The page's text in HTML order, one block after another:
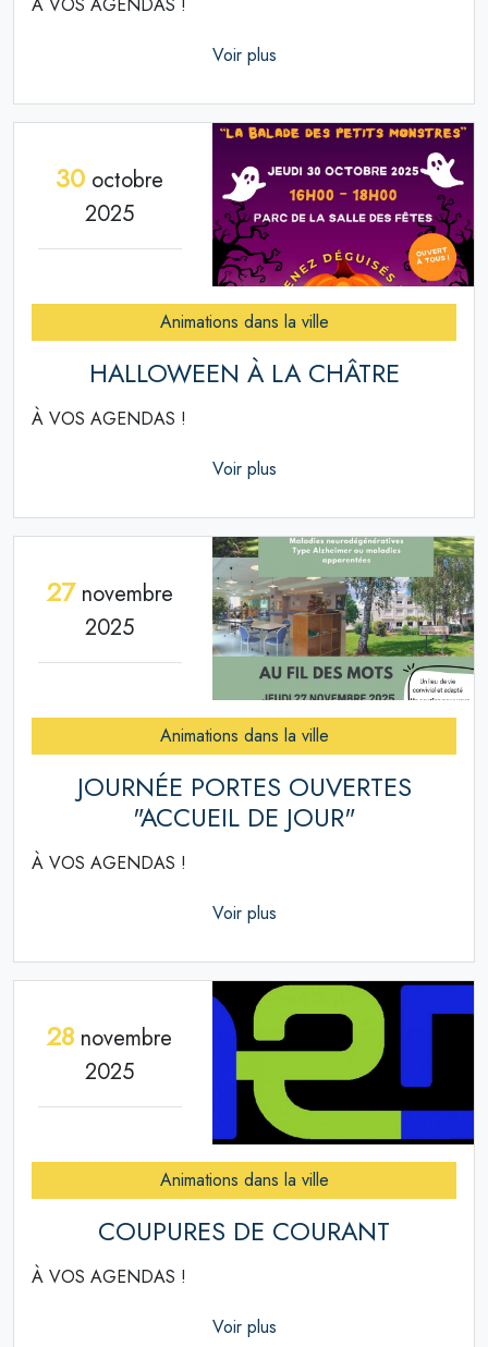
Voir plus
30 octobre
2025
Animations dans la ville
HALLOWEEN À LA CHÂTRE
À VOS AGENDAS !
Voir plus
27novembre
2025
Animations dans la ville
JOURNÉE PORTES OUVERTES
"ACCUEIL DE JOUR"
À VOS AGENDAS !
Voir plus
28 novembre
2025
Animations dans la ville
COUPURES DE COURANT
À VOS AGENDAS !
Voir plus